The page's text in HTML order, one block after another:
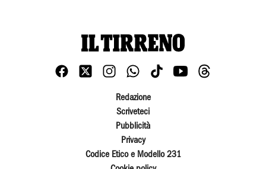
Redazione
Scriveteci
Pubblicità
Privacy
Codice Etico e Modello 231